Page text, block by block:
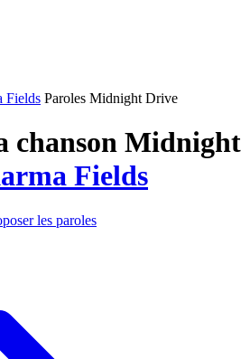
Fields Paroles Midnight Drive
chanson Midnight
Fields
les paroles